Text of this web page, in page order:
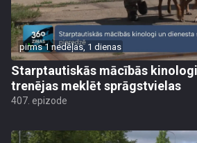
pirms 1 nedēļas, 1 dienas
Starptautiskās mācībās
trenējas meklēt sprāgstvielas
407. epizode